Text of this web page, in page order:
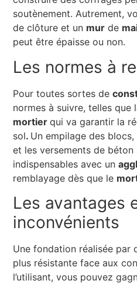
soutènement. Autrement,
de clôture et un mur de
peut être épaisse ou non.
Les normes à
Pour toutes sortes de
normes à suivre, telles
mortierqui va garantir la
sol. Un empilage des
et les versements de béton
indispensables avec un
remblayage dès que le
Les avantages
inconvénients
Une fondation réalisée par
plus résistante face aux
l’utilisant, vous pouvez